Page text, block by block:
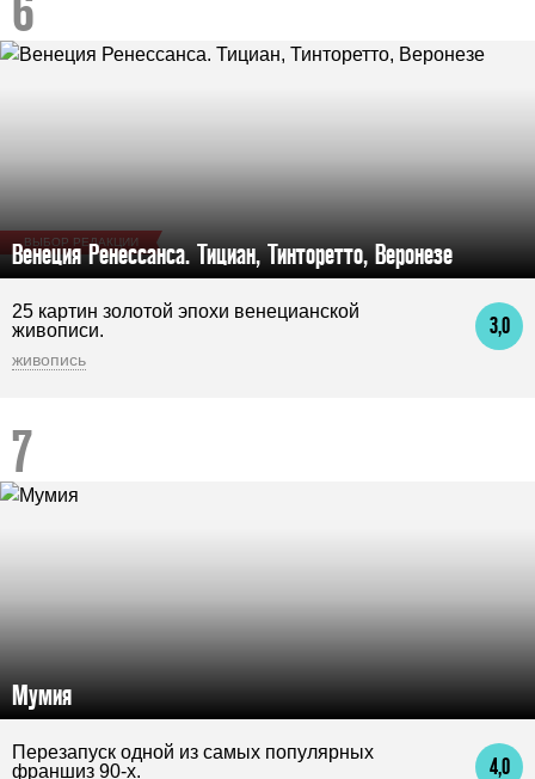
ВЫБОР РЕДАКЦИИ
Венеция Ренессанса. Тициан, Тинторетто, Веронезе
3,0
25 картин золотой эпохи венецианской
живописи.
живопись
Мумия
4,0
Перезапуск одной из самых популярных
франшиз 90-х.